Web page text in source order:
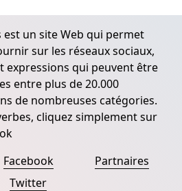
est un site Web qui permet
sur les réseaux sociaux,
expressions qui peuvent être
entre plus de 20.000
de nombreuses catégories.
cliquez simplement sur
Facebook
Twitter
Partnaires